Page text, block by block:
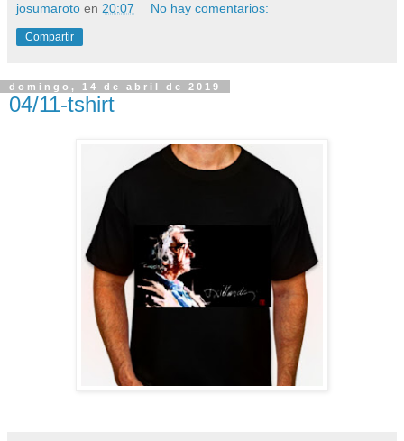
josumaroto en 20:07 No hay comentarios:
Compartir
domingo, 14 de abril de 2019
04/11-tshirt